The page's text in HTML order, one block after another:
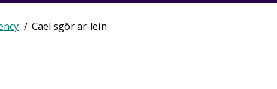
Cael sgôr ar-lein